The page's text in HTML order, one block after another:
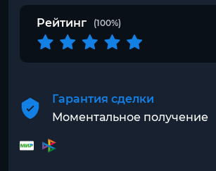
Рейтинг (100%)
Гарантия сделки
Моментальное получение